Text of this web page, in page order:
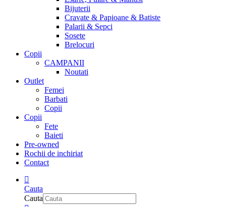
Bijuterii
Cravate & Papioane & Batiste
Palarii & Sepci
Sosete
Brelocuri
Copii
CAMPANII
Noutati
Outlet
Femei
Barbati
Copii
Copii
Fete
Baieti
Pre-owned
Rochii de inchiriat
Contact
Cauta
Cauta